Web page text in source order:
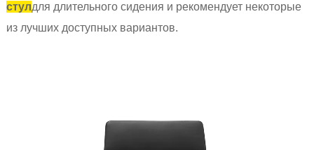
стулдля длительного сидения и рекомендует некоторые
из лучших доступных вариантов.